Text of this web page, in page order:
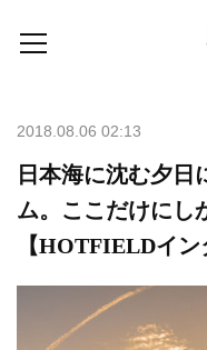
2018.08.06 02:13
日本海に沈む夕日
ム。ここだけにし
【HOTFIELDイン